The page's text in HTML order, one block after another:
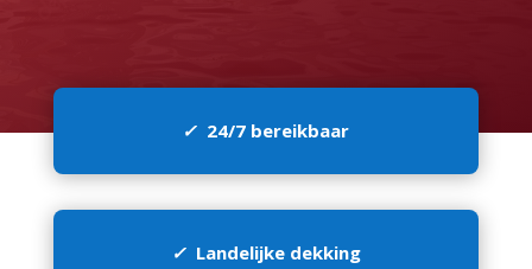
✓ 24/7 bereikbaar
✓ Landelijke dekking